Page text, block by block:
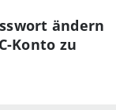
ändern
Konto zu